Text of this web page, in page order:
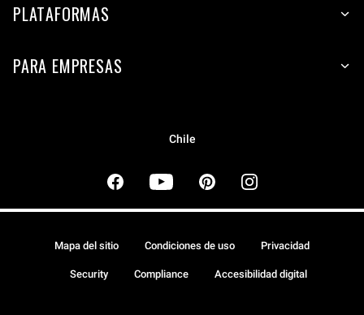
PLATAFORMAS
PARA EMPRESAS
Chile
Mapa del sitio Condiciones de uso Privacidad
Security Compliance Accesibilidad digital